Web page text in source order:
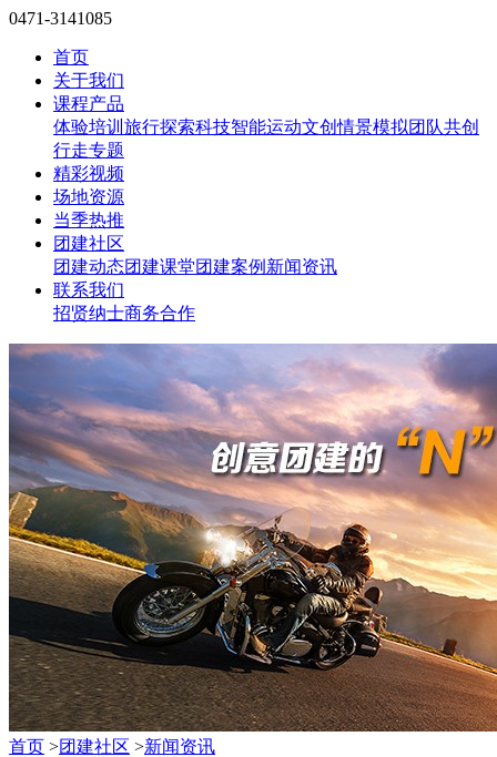
0471-3141085
首页
关于我们
课程产品
体验培训 旅行探索科技智能运动文创情景模拟团队共创
行走专题
精彩视频
场地资源
当季热推
团建社区
团建动态团建课堂团建案例 新闻资讯
联系我们
招贤纳士商务合作
首页 >团建社区 >新闻资讯